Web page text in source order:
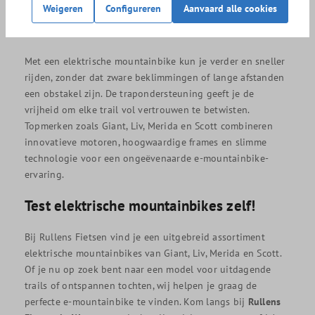
Waarom een elektrische mountainbike?
Met een elektrische mountainbike kun je verder en sneller
rijden, zonder dat zware beklimmingen of lange afstanden
een obstakel zijn. De trapondersteuning geeft je de
vrijheid om elke trail vol vertrouwen te betwisten.
Topmerken zoals Giant, Liv, Merida en Scott combineren
innovatieve motoren, hoogwaardige frames en slimme
technologie voor een ongeëvenaarde e-mountainbike-
ervaring.
Test elektrische mountainbikes zelf!
Bij Rullens Fietsen vind je een uitgebreid assortiment
elektrische mountainbikes van Giant, Liv, Merida en Scott.
Of je nu op zoek bent naar een model voor uitdagende
trails of ontspannen tochten, wij helpen je graag de
perfecte e-mountainbike te vinden. Kom langs bij Rullens
Weigeren Configureren Aanvaard alle cookies